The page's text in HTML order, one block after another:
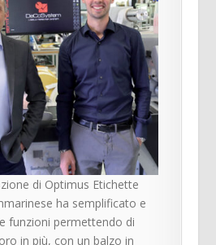
di Optimus Etichette
ha semplificato e
funzioni permettendo di
in più, con un balzo in